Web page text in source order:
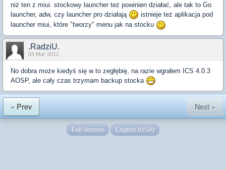
niż ten z miui. stockowy launcher też powinien działać, ale tak to Go
launcher, adw, czy launcher pro działają
istnieje też aplikacja pod
launcher miui, które "tworzy" menu jak na stocku
.RadziU.
04 Mar 2012
No dobra może kiedyś się w to zegłębię, na razie wgrałem ICS 4.0.3
AOSP, ale cały czas trzymam backup stocka
« Prev Next »
Full Version English (USA)